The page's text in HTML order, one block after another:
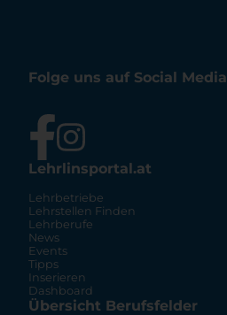
Folge uns auf Social Media
Lehrlinsportal.at
Lehrbetriebe
Lehrstellen Finden
Lehrberufe
News
Events
Tipps
Inserieren
Dashboard
Übersicht Berufsfelder